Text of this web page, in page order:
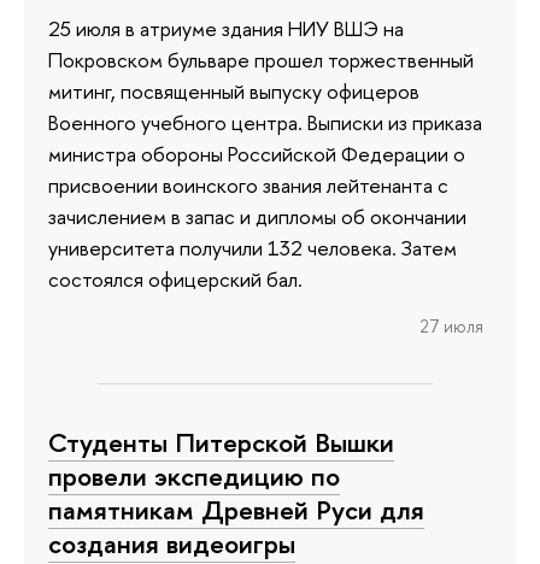
25 июля в атриуме здания НИУ ВШЭ на
Покровском бульваре прошел торжественный
митинг, посвященный выпуску офицеров
Военного учебного центра. Выписки из приказа
министра обороны Российской Федерации о
присвоении воинского звания лейтенанта с
зачислением в запас и дипломы об окончании
университета получили 132 человека. Затем
состоялся офицерский бал.
27 июля
Студенты Питерской Вышки
провели экспедицию по
памятникам Древней Руси для
создания видеоигры